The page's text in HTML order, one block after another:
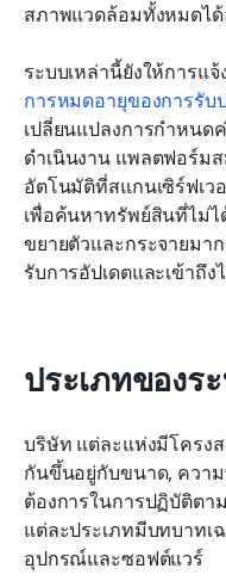
สภาพแวดล้อมทั้งหมดได้
การหมดอายุของการรับ
เปลี่ยนแปลงการกำหนด
ดำเนินงาน แพลตฟอร์ม
อัตโนมัติที่สแกนเซิร์ฟเว
เพื่อค้นหาทรัพย์สินที่ไม่ไ
ขยายตัวและกระจายมา
รับการอัปเดตและเข้าถึง
ประเภทของร
บริษัท แต่ละแห่งมีโครง
กันขึ้นอยู่กับขนาด, ควา
ต้องการในการปฏิบัติตา
แต่ละประเภทมีบทบาท
อุปกรณ์และซอฟต์แวร์